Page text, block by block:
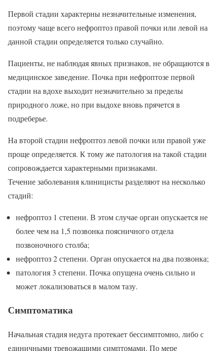
Первой стадии характерны незначительные изменения,
поэтому чаще всего нефроптоз правой почки или левой на
данной стадии определяется только случайно.
Пациенты, не наблюдая явных признаков, не обращаются в
медицинское заведение. Почка при нефроптозе первой
стадии на вдохе выходит незначительно за пределы
природного ложе, но при выдохе вновь прячется в
подреберье.
На второй стадии нефроптоз левой почки или правой уже
проще определяется. К тому же патология на такой стадии
сопровождается характерными признаками.
Течение заболевания клиницисты разделяют на несколько
стадий:
нефроптоз 1 степени. В этом случае орган опускается не
более чем на 1,5 позвонка поясничного отдела
позвоночного столба;
нефроптоз 2 степени. Орган опускается на два позвонка;
патология 3 степени. Почка опущена очень сильно и
может локализоваться в малом тазу.
Симптоматика
Начальная стадия недуга протекает бессимптомно, либо с
единичными тревожащими симптомами. По мере